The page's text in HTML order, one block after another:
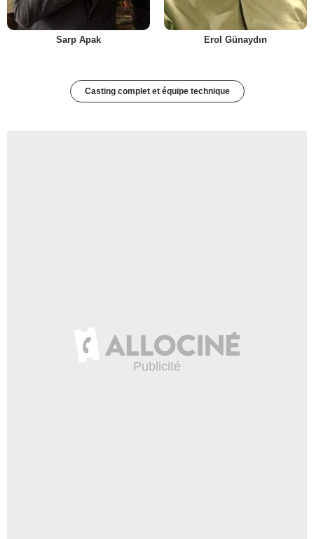
Sarp Apak Erol Günaydın
Casting complet et équipe technique